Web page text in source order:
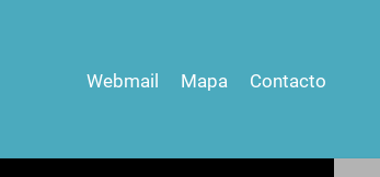
Webmail Mapa Contacto